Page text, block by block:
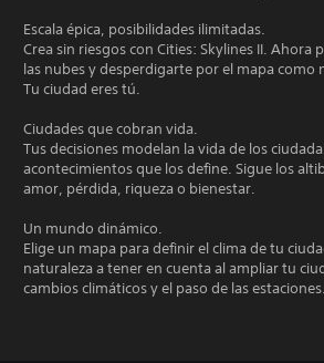
Escala épica, posibilidades ilimitadas.
Crea sin riesgos con Cities: Skylines II. Ahora
las nubes y desperdigarte por el mapa como
Tu ciudad eres tú.
Ciudades que cobran vida.
Tus decisiones modelan la vida de los
acontecimientos que los define. Sigue los
amor, pérdida, riqueza o bienestar.
Un mundo dinámico.
Elige un mapa para definir el clima de tu
naturaleza a tener en cuenta al ampliar tu
cambios climáticos y el paso de las estaciones.